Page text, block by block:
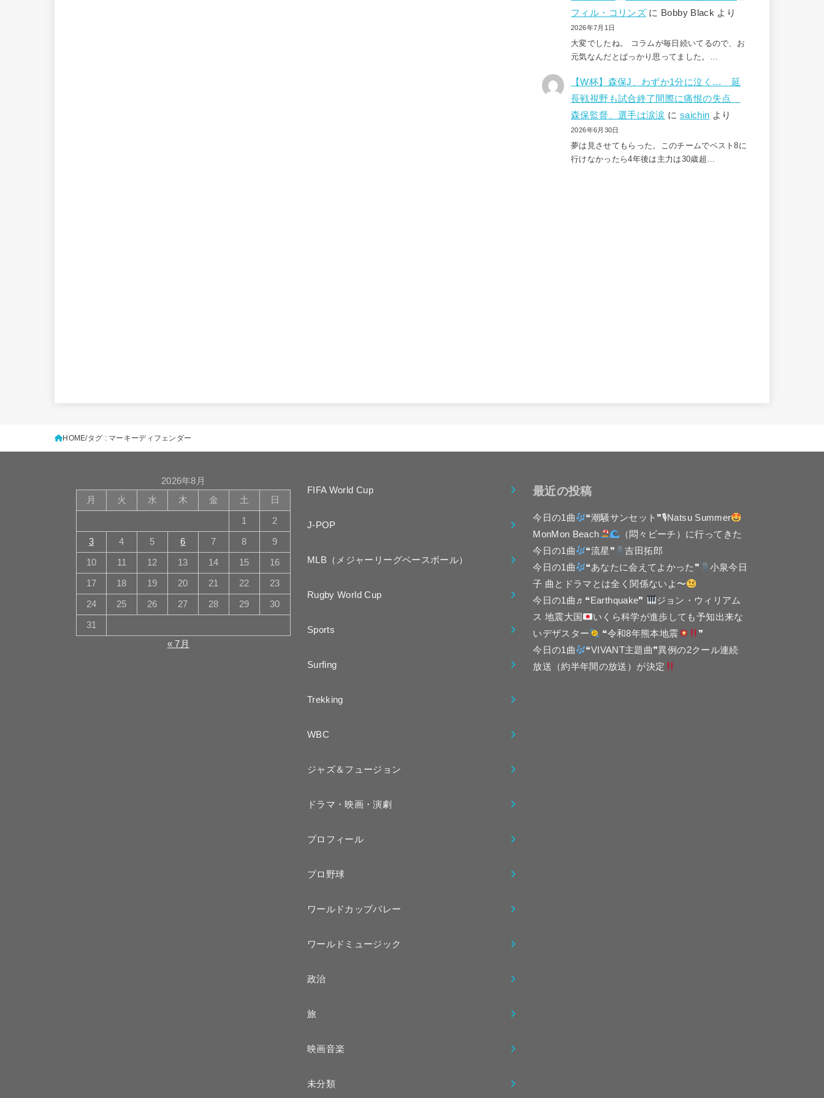
フィル・コリンズ に Bobby Black より
2026年7月1日
大変でしたね。 コラムが毎日続いてるので、お
元気なんだとばっかり思ってました。…
【W杯】森保J、わずか1分に泣く… 延
長戦視野も試合終了間際に痛恨の失点
森保監督、選手は涙涙 に saichin より
2026年6月30日
夢は見させてもらった。このチームでベスト8に
行けなかったら4年後は主力は30歳超…
HOME タグ : マーキーディフェンダー
2026年8月
月
火 水 木 金 土 日
1 2
3 4 5 6 7 8 9
10 11 12 13 14 15 16
17 18 19 20 21 22 23
24 25 26 27 28 29 30
31
« 7月
FIFA World Cup
J-POP
MLB（メジャーリーグベースボール）
Rugby World Cup
Sports
Surfing
Trekking
WBC
ジャズ＆フュージョン
ドラマ・映画・演劇
プロフィール
プロ野球
ワールドカップバレー
ワールドミュージック
政治
旅
映画音楽
未分類
最近の投稿
今日の1曲
❝潮騒サンセット❞🎙Natsu Summer
MonMon Beach
（悶々ビーチ）に行ってきた
今日の1曲
❝流星❞
吉田拓郎
今日の1曲
❝あなたに会えてよかった❞
小泉今日
子 曲とドラマとは全く関係ないよ〜
今日の1曲♬❝Earthquake❞
ジョン・ウィリアム
ス 地震大国
いくら科学が進歩しても予知出来な
いデザスター
❝令和8年熊本地震
❞
今日の1曲
❝VIVANT主題曲❞異例の2クール連続
放送（約半年間の放送）が決定